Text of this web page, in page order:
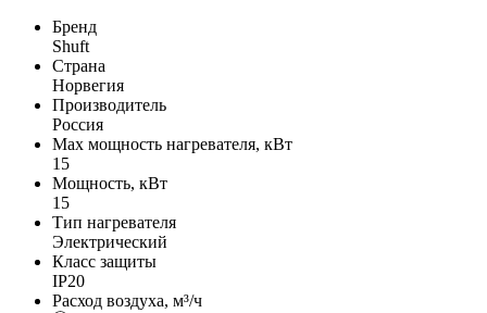
Бренд
Shuft
Страна
Норвегия
Производитель
Россия
Max мощность нагревателя, кВт
15
Мощность, кВт
15
Тип нагревателя
Электрический
Класс защиты
IP20
Расход воздуха, м³/ч